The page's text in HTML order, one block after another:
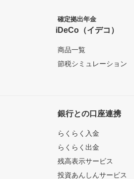
確定拠出年金
iDeCo（イデコ）
商品一覧
節税シミュレーション
銀行との口座連携
らくらく入金
らくらく出金
残高表示サービス
投資あんしんサービス